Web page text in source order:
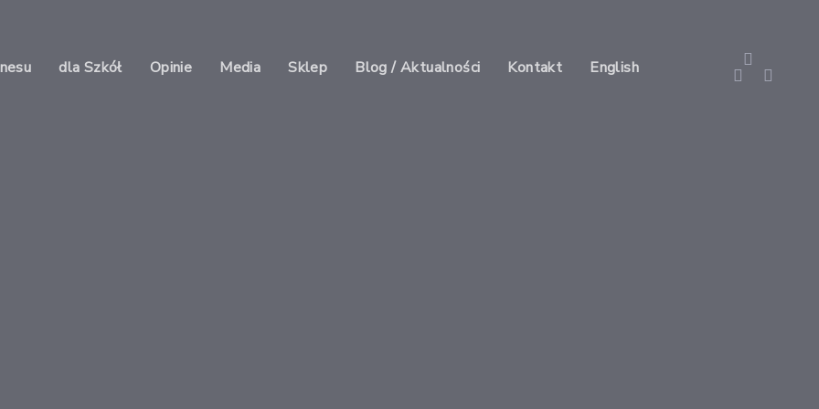
dla Szkół Opinie Media Sklep Blog / Aktualności Kontakt English